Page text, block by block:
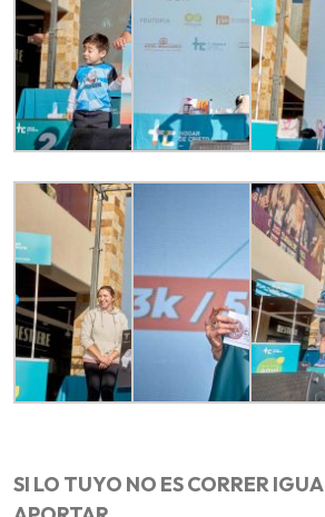
SI LO TUYO NO ES CORRER